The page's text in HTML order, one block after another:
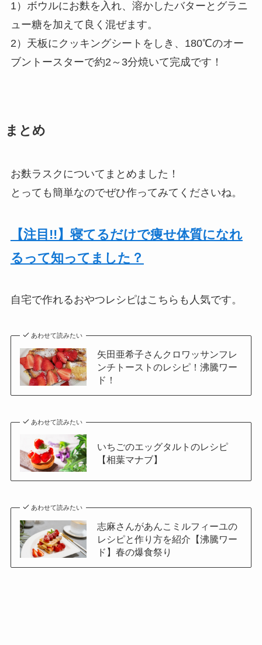
1）ボウルにお麩を入れ、溶かしたバターとグラニ
ュー糖を加えて良く混ぜます。
2）天板にクッキングシートをしき、180℃のオー
ブントースターで約2～3分焼いて完成です！
まとめ
お麩ラスクについてまとめました！
とっても簡単なのでぜひ作ってみてくださいね。
【注目!!】寝てるだけで痩せ体質になれ
るって知ってました？
自宅で作れるおやつレシピはこちらも人気です。
あわせて読みたい
矢田亜希子さんクロワッサンフレ
ンチトーストのレシピ！沸騰ワー
ド！
あわせて読みたい
いちごのエッグタルトのレシピ
【相葉マナブ】
あわせて読みたい
志麻さんがあんこミルフィーユの
レシピと作り方を紹介【沸騰ワー
ド】春の爆食祭り